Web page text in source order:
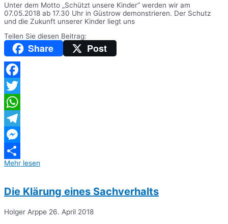
Unter dem Motto „Schützt unsere Kinder“ werden wir am
07.05.2018 ab 17.30 Uhr in Güstrow demonstrieren. Der Schutz
und die Zukunft unserer Kinder liegt uns
Teilen Sie diesen Beitrag:
Share Post
Facebook
Twitter
WhatsApp
Telegram
Messenger
Teilen
Mehr lesen
Die Klärung eines Sachverhalts
Holger Arppe 26. April 2018